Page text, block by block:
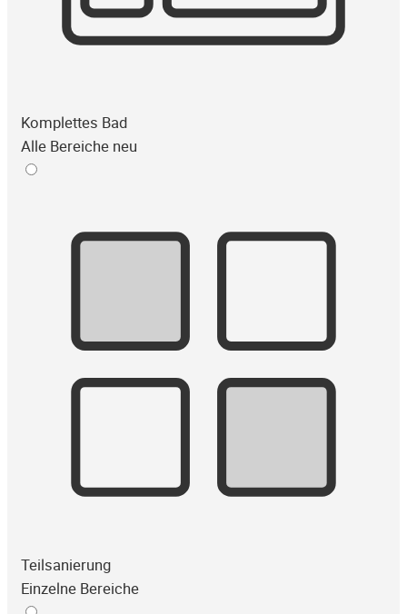
Komplettes Bad
Alle Bereiche neu
Teilsanierung
Einzelne Bereiche